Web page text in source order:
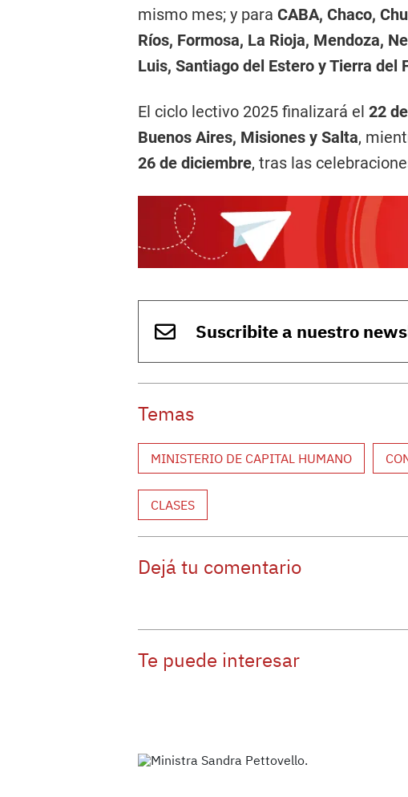
mismo mes; y para CABA, Chaco,
Ríos, Formosa, La Rioja, Mendoza,
Luis, Santiago del Estero y Tierra del
El ciclo lectivo 2025 finalizará el 22
Buenos Aires, Misiones y Salta,
26 de diciembre, tras las
Suscribite a nuestro
Temas
MINISTERIO DE CAPITAL HUMANO
CLASES
Dejá tu comentario
Te puede interesar